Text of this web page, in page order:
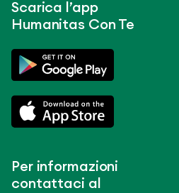
Scarica l’app
Humanitas Con Te
Per informazioni
contattaci al